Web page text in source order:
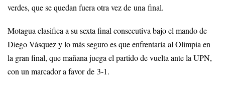
verdes, que se quedan fuera otra vez de una final.
Motagua clasifica a su sexta final consecutiva bajo el mando de
Diego Vásquez y lo más seguro es que enfrentaría al Olimpia en
la gran final, que mañana juega el partido de vuelta ante la UPN,
con un marcador a favor de 3-1.